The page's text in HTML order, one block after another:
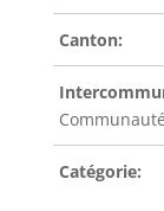
Canton:
Catégorie: